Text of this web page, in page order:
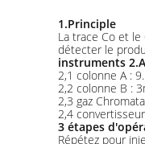
1.Principle
La trace Co et
détecter le
instruments
2,1 colonne A :
2,2 colonne B :
2,3 gaz
2,4
3 étapes
Répétez pour